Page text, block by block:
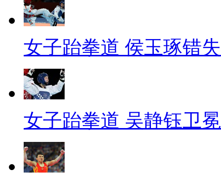
女子跆拳道 侯玉琢错
女子跆拳道 吴静钰卫冕